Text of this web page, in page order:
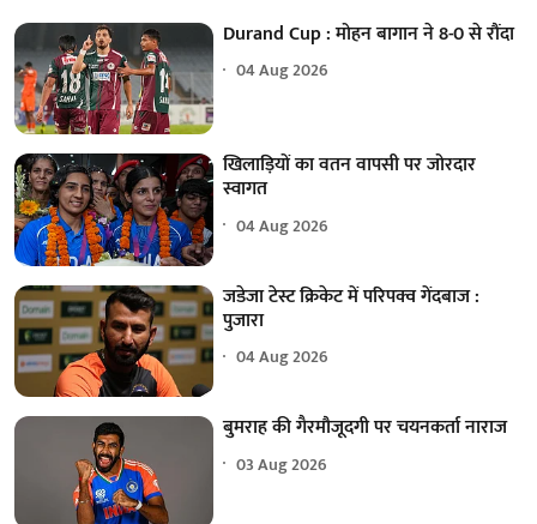
Durand Cup : मोहन बागान ने 8-0 से रौंदा
04 Aug 2026
खिलाड़ियों का वतन वापसी पर जोरदार
स्वागत
04 Aug 2026
जडेजा टेस्ट क्रिकेट में परिपक्व गेंदबाज :
पुजारा
04 Aug 2026
बुमराह की गैरमौजूदगी पर चयनकर्ता नाराज
03 Aug 2026